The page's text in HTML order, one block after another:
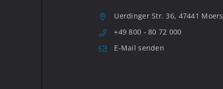
Uerdinger Str. 36, 47441 Moers
+49 800 - 80 72 000
E-Mail senden